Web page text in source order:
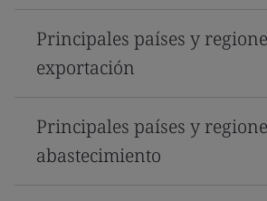
Principales países y
exportación
Principales países y
abastecimiento